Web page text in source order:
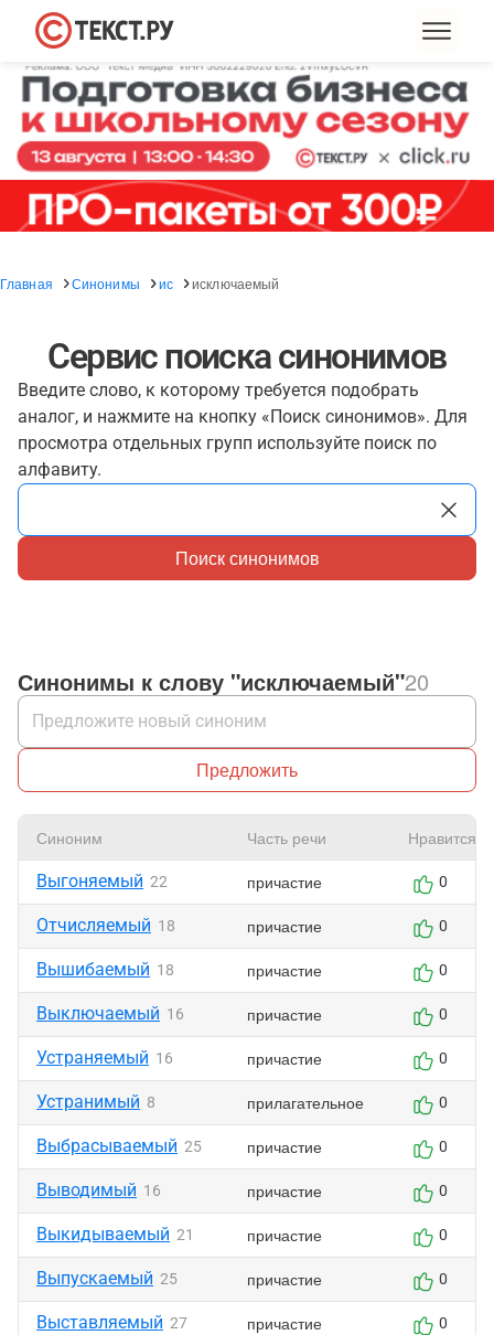
Главная Синонимы ис исключаемый
Сервис поиска синонимов
Введите слово, к которому требуется подобрать
аналог, и нажмите на кнопку «Поиск синонимов». Для
просмотра отдельных групп используйте поиск по
алфавиту.
Поиск синонимов
Синонимы к слову "исключаемый"20
Предложить
Синоним Часть речи Нравится
Выгоняемый 22 причастие 0
Отчисляемый 18 причастие 0
Вышибаемый 18 причастие 0
Выключаемый 16 причастие 0
Устраняемый 16 причастие 0
Устранимый 8 прилагательное 0
Выбрасываемый 25 причастие 0
Выводимый 16 причастие 0
Выкидываемый 21 причастие 0
Выпускаемый 25 причастие 0
Выставляемый 27 причастие 0